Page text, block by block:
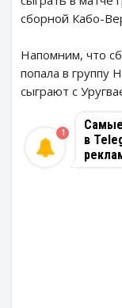
сборной Кабо-
Напомним, что
попала в группу
сыграют с
Самые
в
1